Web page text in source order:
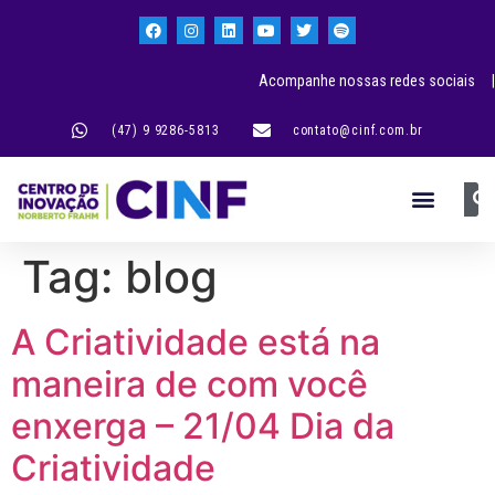
(47) 9 9286-5813 contato@cinf.com.br
Acompanhe nossas redes sociais |
Tag: blog
A Criatividade está na
maneira de com você
enxerga – 21/04 Dia da
Criatividade